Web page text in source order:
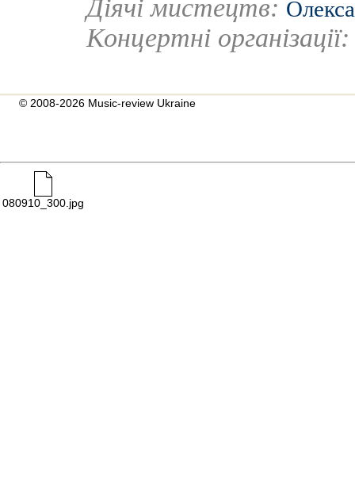
Діячі мистецтв:
Концертні
© 2008-2026 Music-review Ukraine
080910_300.jpg